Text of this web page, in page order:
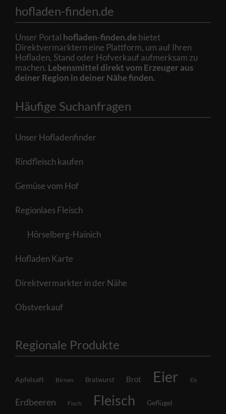
hofladen-finden.de
Unser Portal hofladen-finden.debietet
Direktvermarktern eine Plattform, um auf Ihren
Hofladen, Stand oder Hofverkauf aufmerksam zu
machen. Lebensmittel direkt vom Erzeuger aus
deiner Region in deiner Nähe finden.
Häufige Suchanfragen
Unser Hofladenfinder
Rindfleisch kaufen
Gemüse vom Hof
Regionlaes Fleisch
Hörselberg-Hainich
Hofladen Karte
Direktvermarkter in der Nähe
Obstverkauf
Regionale Produkte
Apfelsaft Birnen Bratwurst Brot Eier Eis
Erdbeeren Fisch Fleisch Geflügel